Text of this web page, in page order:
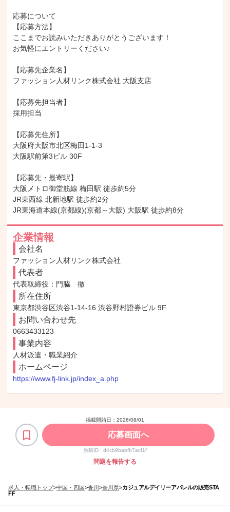
応募について
【応募方法】
ここまでお読みいただきありがとうございます！
お気軽にエントリーください♪
【応募先企業名】
ファッション人材リンク株式会社 大阪支店
【応募先担当者】
採用担当
【応募先住所】
大阪府大阪市北区梅田1-1-3
大阪駅前第3ビル 30F
【応募先・最寄駅】
大阪メトロ御堂筋線 梅田駅 徒歩約5分
JR東西線 北新地駅 徒歩約2分
JR東海道本線(京都線)(京都～大阪) 大阪駅 徒歩約8分
企業情報
会社名
ファッション人材リンク株式会社
代表者
代表取締役：門脇　徹
所在住所
東京都渋谷区渋谷1-14-16 渋谷野村證券ビル 9F
お問い合わせ先
0663433123
事業内容
人材派遣・職業紹介
ホームページ
https://www.fj-link.jp/index_a.php
掲載開始日： 2026/08/01
応募画面へ
原稿ID : d4cb9babfb7acf1f
問題を報告する
求人・転職トップ>中国・四国>香川 >香川県>カジュアルデイリーアパレルの販売STA
FF